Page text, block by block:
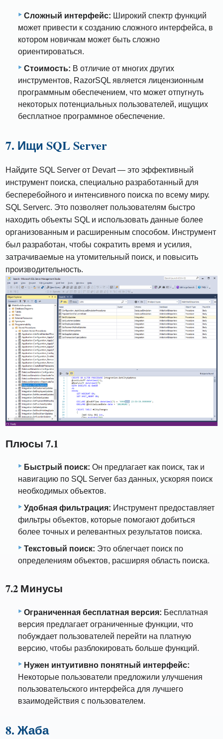
Сложный интерфейс: Широкий спектр функций
может привести к созданию сложного интерфейса, в
котором новичкам может быть сложно
ориентироваться.
Стоимость: В отличие от многих других
инструментов, RazorSQL является лицензионным
программным обеспечением, что может отпугнуть
некоторых потенциальных пользователей, ищущих
бесплатное программное обеспечение.
7. Ищи SQL Server
Найдите SQL Server от Devart — это эффективный
инструмент поиска, специально разработанный для
бесперебойного и интенсивного поиска по всему миру.
SQL Serverс. Это позволяет пользователям быстро
находить объекты SQL и использовать данные более
организованным и расширенным способом. Инструмент
был разработан, чтобы сократить время и усилия,
затрачиваемые на утомительный поиск, и повысить
производительность.
Плюсы 7.1
Быстрый поиск: Он предлагает как поиск, так и
навигацию по SQL Server баз данных, ускоряя поиск
необходимых объектов.
Удобная фильтрация: Инструмент предоставляет
фильтры объектов, которые помогают добиться
более точных и релевантных результатов поиска.
Текстовый поиск: Это облегчает поиск по
определениям объектов, расширяя область поиска.
7.2 Минусы
Ограниченная бесплатная версия: Бесплатная
версия предлагает ограниченные функции, что
побуждает пользователей перейти на платную
версию, чтобы разблокировать больше функций.
Нужен интуитивно понятный интерфейс:
Некоторые пользователи предложили улучшения
пользовательского интерфейса для лучшего
взаимодействия с пользователем.
8. Жаба